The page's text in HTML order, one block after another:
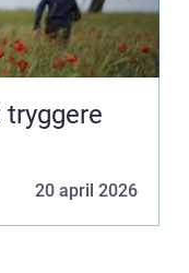
20 april 2026